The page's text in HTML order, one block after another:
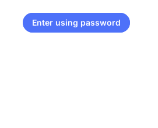
Enter using password